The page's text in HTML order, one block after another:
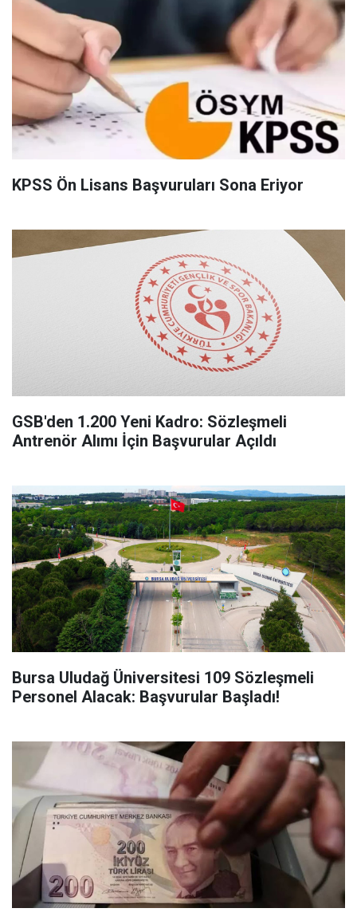
KPSS Ön Lisans Başvuruları Sona Eriyor
GSB'den 1.200 Yeni Kadro: Sözleşmeli
Antrenör Alımı İçin Başvurular Açıldı
Bursa Uludağ Üniversitesi 109 Sözleşmeli
Personel Alacak: Başvurular Başladı!